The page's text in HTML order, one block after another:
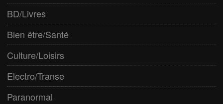
BD/Livres
Bien être/Santé
Culture/Loisirs
Electro/Transe
Paranormal